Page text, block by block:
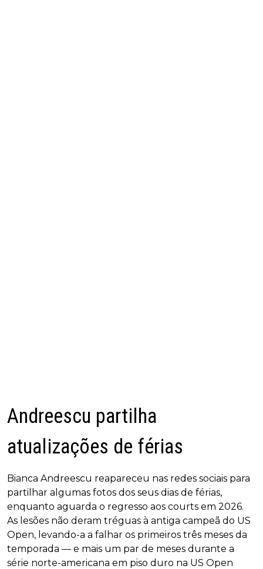
Andreescu partilha
atualizações de férias
Bianca Andreescu reapareceu nas redes sociais para
partilhar algumas fotos dos seus dias de férias,
enquanto aguarda o regresso aos courts em 2026.
As lesões não deram tréguas à antiga campeã do US
Open, levando-a a falhar os primeiros três meses da
temporada — e mais um par de meses durante a
série norte-americana em piso duro na US Open